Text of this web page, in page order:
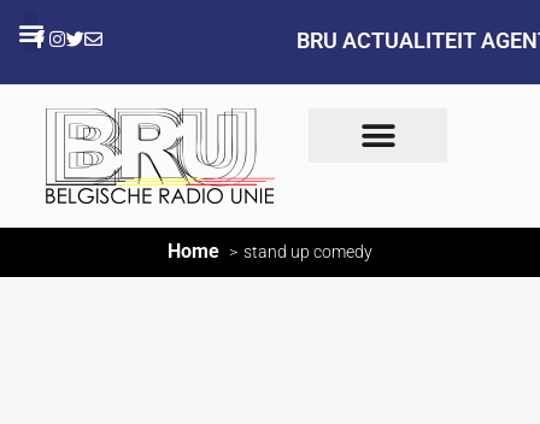
BRU ACTUALITEIT
Home stand up comedy